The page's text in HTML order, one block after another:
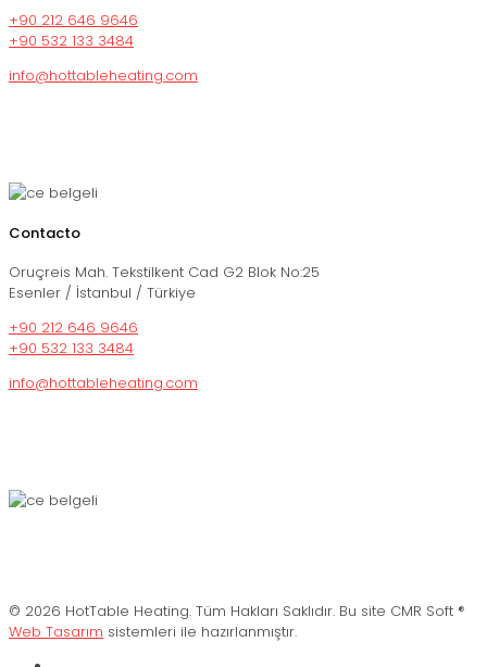
+90 212 646 9646
+90 532 133 3484
info@hottableheating.com
Contacto
Oruçreis Mah. Tekstilkent Cad G2 Blok No:25
Esenler / İstanbul / Türkiye
+90 212 646 9646
+90 532 133 3484
info@hottableheating.com
© 2026 HotTable Heating. Tüm Hakları Saklıdır. Bu site CMR Soft ®️
Web Tasarım sistemleri ile hazırlanmıştır.